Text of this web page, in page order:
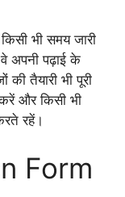
भी समय जारी
अपनी पढ़ाई के
तैयारी भी पूरी
और किसी भी
रहें।
Form